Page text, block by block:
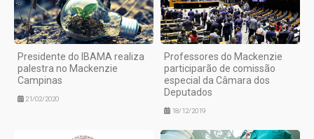
Presidente do IBAMA realiza
palestra no Mackenzie
Campinas
21/02/2020
Professores do Mackenzie
participarão de comissão
especial da Câmara dos
Deputados
18/12/2019